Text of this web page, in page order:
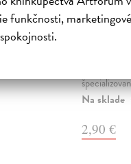
funkčnosti,
Profil
kolektív
Na sklade
2,90 €